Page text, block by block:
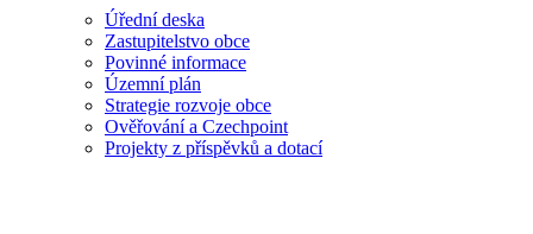
Úřední deska
Zastupitelstvo obce
Povinné informace
Územní plán
Strategie rozvoje obce
Ověřování a Czechpoint
Projekty z příspěvků a dotací